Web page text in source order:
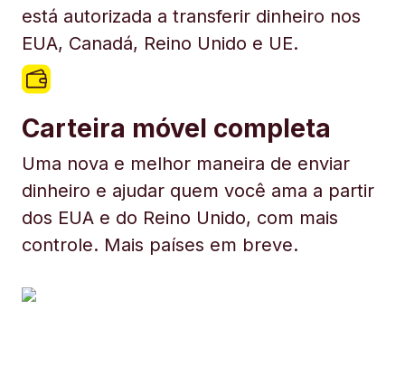
está autorizada a transferir dinheiro nos
EUA, Canadá, Reino Unido e UE.
Carteira móvel completa
Uma nova e melhor maneira de enviar
dinheiro e ajudar quem você ama a partir
dos EUA e do Reino Unido, com mais
controle. Mais países em breve.